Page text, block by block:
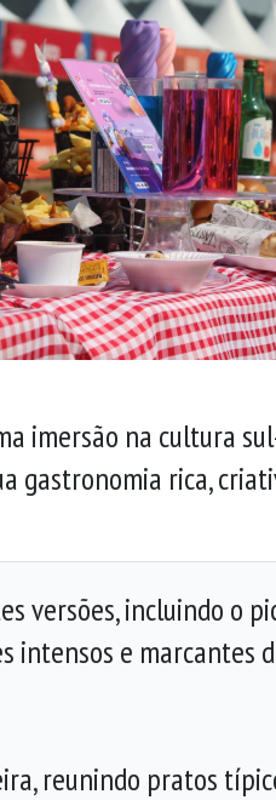
imersão na cultura
gastronomia rica,
versões, incluindo o
intensos e marcantes
reunindo pratos